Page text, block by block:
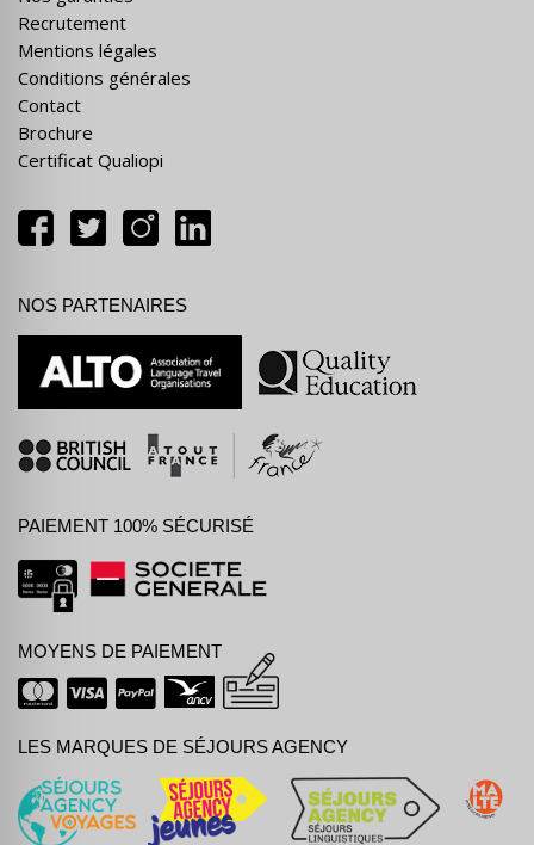
Recrutement
Mentions légales
Conditions générales
Contact
Brochure
Certificat Qualiopi
NOS PARTENAIRES
PAIEMENT 100% SÉCURISÉ
MOYENS DE PAIEMENT
LES MARQUES DE SÉJOURS AGENCY